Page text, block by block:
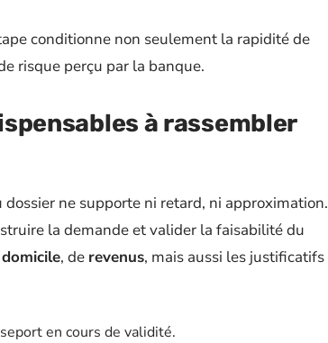
conditionne non seulement la rapidité de
risque perçu par la banque.
à rassembler
ne supporte ni retard, ni approximation.
la demande et valider la faisabilité du
domicile, de revenus, mais aussi les justificatifs
en cours de validité.